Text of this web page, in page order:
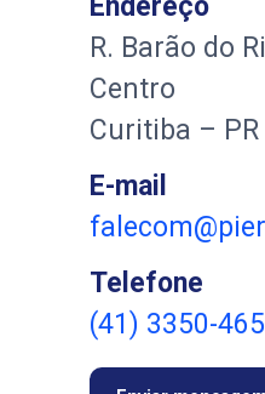
Endereço
R. Barão do
Centro
Curitiba – PR
E-mail
Telefone
(41) 3350-